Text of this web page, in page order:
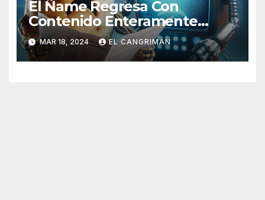
El Ñame Regresa Con
Contenido Enteramente
Generado Por Inteligencia
Artificial
MAR 18, 2024 EL CANGRIMÁN